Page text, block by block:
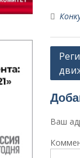
по
Ваш